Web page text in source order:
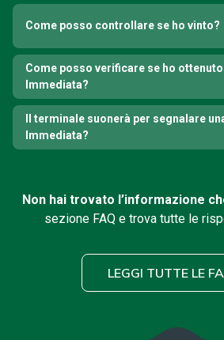
Come posso controllare se ho vinto?
Come posso verificare se ho
Immediata?
Il terminale suonerà per segnalare
Immediata?
Non hai trovato l’informazione
sezione FAQ e trova tutte le
LEGGI TUTTE LE